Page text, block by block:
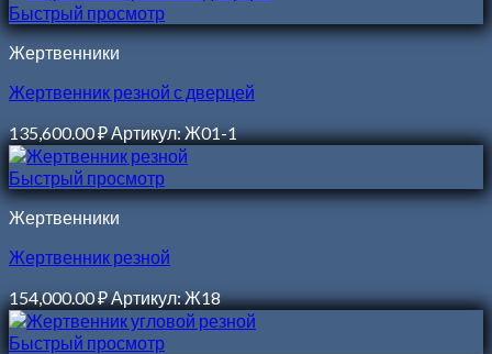
Быстрый просмотр
Жертвенники
Жертвенник резной с дверцей
135,600.00₽Артикул: Ж01-1
Быстрый просмотр
Жертвенники
Жертвенник резной
154,000.00₽Артикул: Ж18
Быстрый просмотр